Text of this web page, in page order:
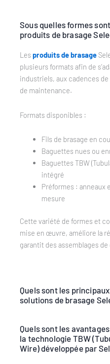
Sous quelles formes
produits de brasage
Les produits de brasage
plusieurs formats afin de
industriels, aux cadences
de maintenance.
Formats disponibles :
Fils de brasage en
Baguettes nues ou
Baguettes TBW
intégré
Préformes : anneaux
mesure
Cette variété de formes et
mise en œuvre, améliore la
garantit des assemblages
Quels sont les
solutions de brasage
Quels sont les
la technologie TBW
Wire) développée par